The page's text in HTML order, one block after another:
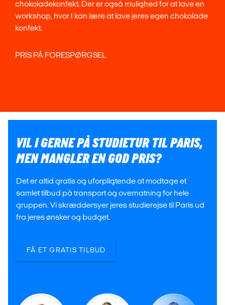
chokoladekonfekt. Der er også mulighed for at lave en
workshop, hvor I kan lære at lave jeres egen chokolade
konfekt.
PRIS PÅ FORESPØRGSEL
VIL I GERNE PÅ STUDIETUR TIL PARIS,
MEN MANGLER EN GOD PRIS?
Det er altid gratis og uforpligtende at modtage et
samlet tilbud på transport og overnatning for hele
gruppen. Vi skræddersyer jeres studierejse til Paris ud
fra jeres ønsker og budget.
FÅ ET GRATIS TILBUD